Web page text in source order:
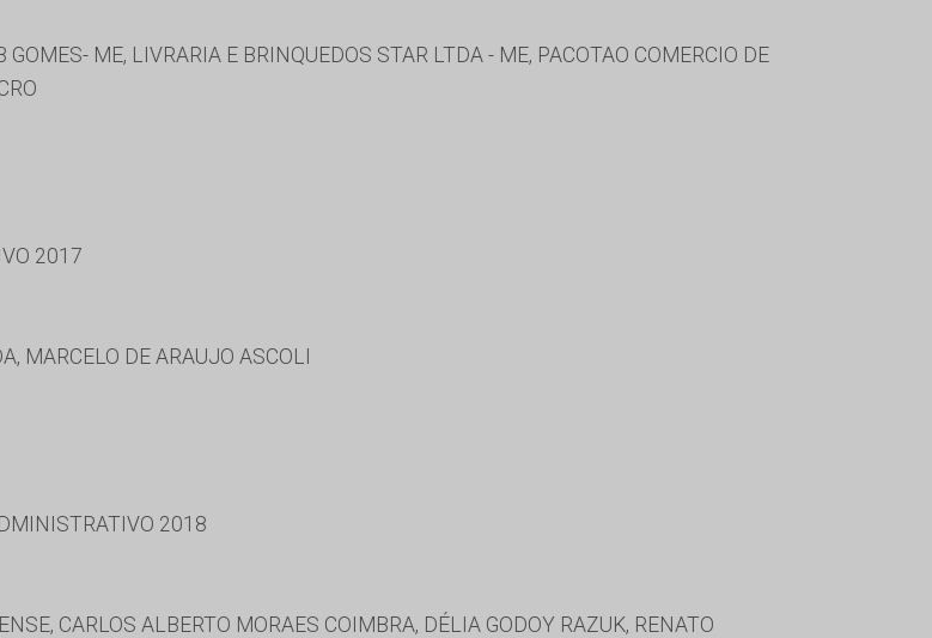
ME, LIVRARIA E BRINQUEDOS STAR LTDA - ME, PACOTAO COMERCIO DE
2017
MARCELO DE ARAUJO ASCOLI
2018
CARLOS ALBERTO MORAES COIMBRA, DÉLIA GODOY RAZUK, RENATO